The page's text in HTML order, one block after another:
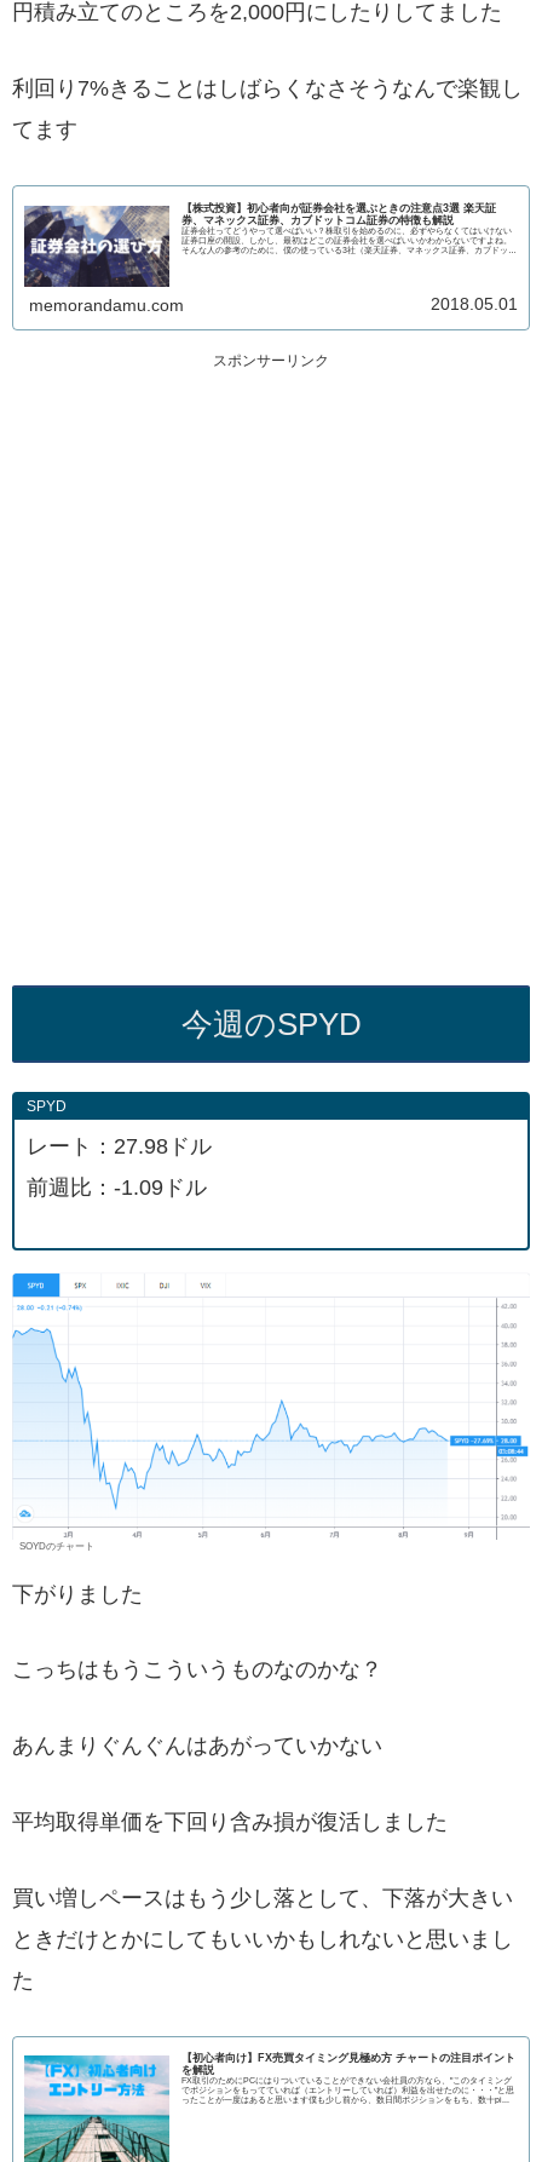
円積み立てのところを2,000円にしたりしてました
利回り7%きることはしばらくなさそうなんで楽観し
てます
【株式投資】初心者向が証券会社を選ぶときの注意点3選 楽天証
券、マネックス証券、カブドットコム証券の特徴も解説
証券会社ってどうやって選べばいい？株取引を始めるのに、必ずやらなくてはいけない
証券口座の開設、しかし、最初はどこの証券会社を選べばいいかわからないですよね。
そんな人の参考のために、僕の使っている3社（楽天証券、マネックス証券、カブドット
memorandamu.com 2018.05.01
スポンサーリンク
今週のSPYD
SPYD
レート：27.98ドル
前週比：-1.09ドル
SOYDのチャート
下がりました
こっちはもうこういうものなのかな？
あんまりぐんぐんはあがっていかない
平均取得単価を下回り含み損が復活しました
買い増しペースはもう少し落として、下落が大きい
ときだけとかにしてもいいかもしれないと思いまし
た
【初心者向け】FX売買タイミング見極め方 チャートの注目ポイント
を解説
FX取引のためにPCにはりついていることができない会社員の方なら、"このタイミング
でポジションをもってていれば（エントリーしていれば）利益を出せたのに・・・”と思
ったことが一度はあると思います僕も少し前から、数日間ポジションをもち、数十pi...